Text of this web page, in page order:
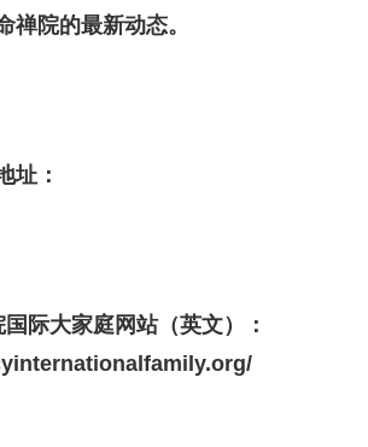
禅院的最新动态。
：
大家庭网站（英文）：